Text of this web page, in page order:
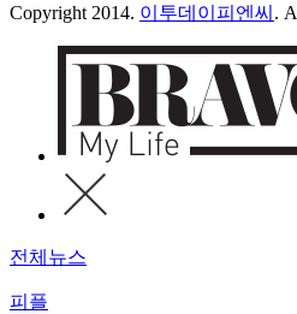
Copyright 2014. 이투데이피엔씨 .
전체뉴스
피플